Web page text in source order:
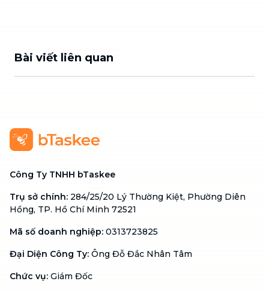
Bài viết liên quan
Công Ty TNHH bTaskee
Trụ sở chính: 284/25/20 Lý Thường Kiệt, Phường Diên
Hồng, TP. Hồ Chí Minh 72521
Mã số doanh nghiệp: 0313723825
Đại Diện Công Ty: Ông Đỗ Đắc Nhân Tâm
Chức vụ: Giám Đốc